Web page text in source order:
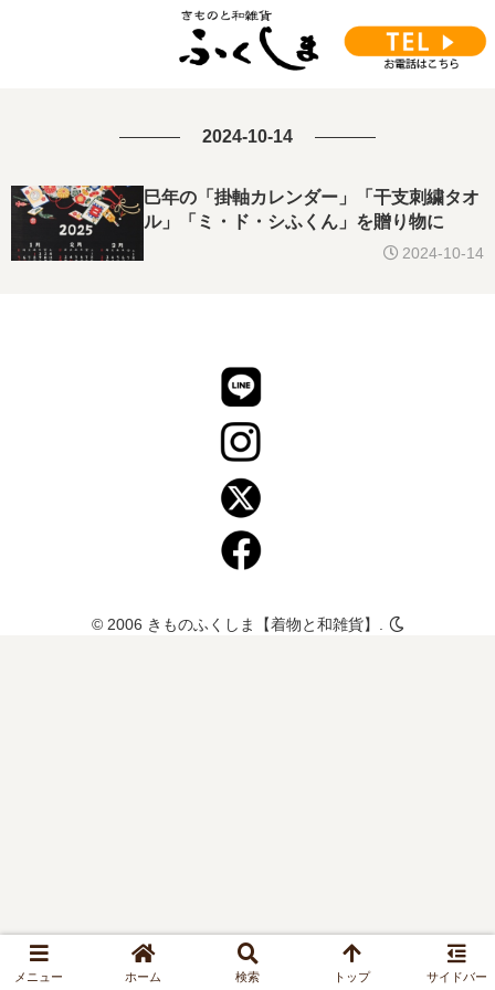
2024-10-14
巳年の「掛軸カレンダー」「干支刺繍タオ
ル」「ミ・ド・シふくん」を贈り物に
2024-10-14
© 2006 きものふくしま【着物と和雑貨】.
メニュー ホーム 検索 トップ サイドバー